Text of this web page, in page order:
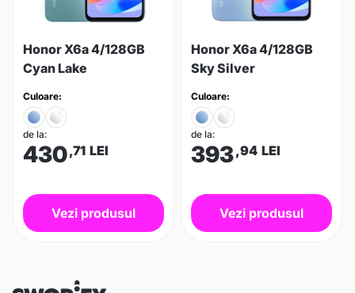
Honor X6a 4/128GB
Cyan Lake
Culoare:
de la:
430,71 LEI
Vezi produsul
Honor X6a 4/128GB
Sky Silver
Culoare:
de la:
393,94 LEI
Vezi produsul